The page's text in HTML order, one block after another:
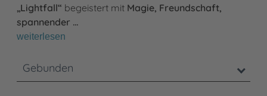
„Lightfall“ begeistert mit Magie, Freundschaft,
spannender …
weiterlesen
Gebunden